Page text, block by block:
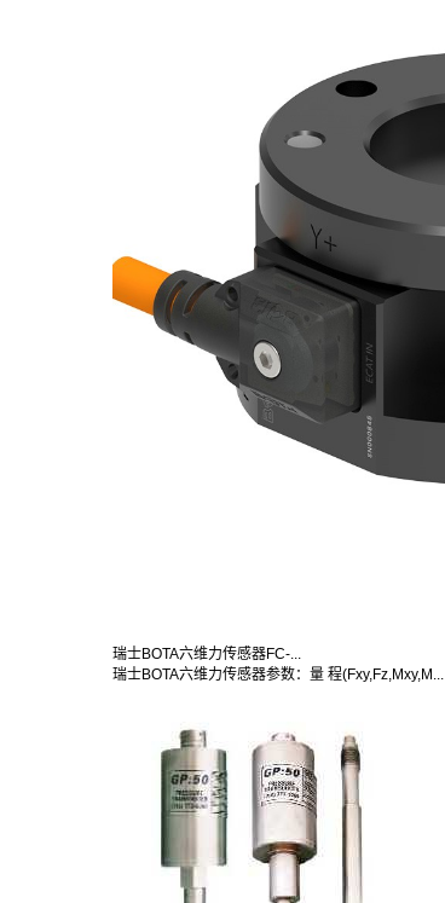
瑞士BOTA六维力传感器FC-...
瑞士BOTA六维力传感器参数：量 程(Fxy,Fz,Mxy,M...